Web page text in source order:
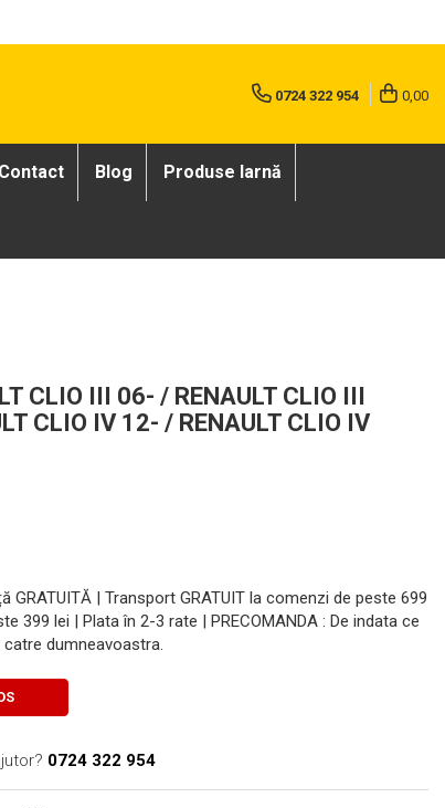
0724 322 954 0,00
Contact Blog Produse Iarnă
CLIO III 06- / RENAULT CLIO III
CLIO IV 12- / RENAULT CLIO IV
GRATUITĂ | Transport GRATUIT la comenzi de peste 699
399 lei | Plata în 2-3 rate | PRECOMANDA : De indata ce
dumneavoastra.
0724 322 954